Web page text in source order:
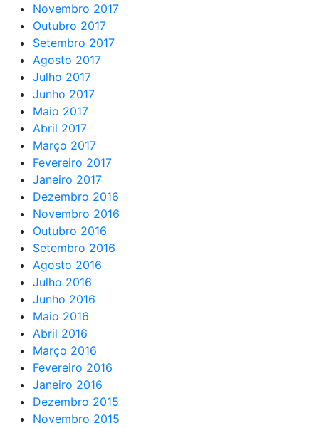
Novembro 2017
Outubro 2017
Setembro 2017
Agosto 2017
Julho 2017
Junho 2017
Maio 2017
Abril 2017
Março 2017
Fevereiro 2017
Janeiro 2017
Dezembro 2016
Novembro 2016
Outubro 2016
Setembro 2016
Agosto 2016
Julho 2016
Junho 2016
Maio 2016
Abril 2016
Março 2016
Fevereiro 2016
Janeiro 2016
Dezembro 2015
Novembro 2015